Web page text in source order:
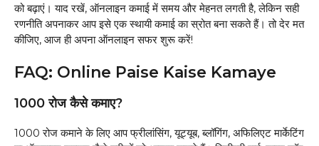
को बढ़ाएं। याद रखें, ऑनलाइन कमाई में समय और मेहनत लगती है, लेकिन सही
रणनीति अपनाकर आप इसे एक स्थायी कमाई का स्रोत बना सकते हैं। तो देर मत
कीजिए, आज ही अपना ऑनलाइन सफर शुरू करें!
FAQ: Online Paise Kaise Kamaye
₹1000 रोज कैसे कमाए?
₹1000 रोज कमाने के लिए आप फ्रीलांसिंग, यूट्यूब, ब्लॉगिंग, अफिलिएट मार्केटिंग